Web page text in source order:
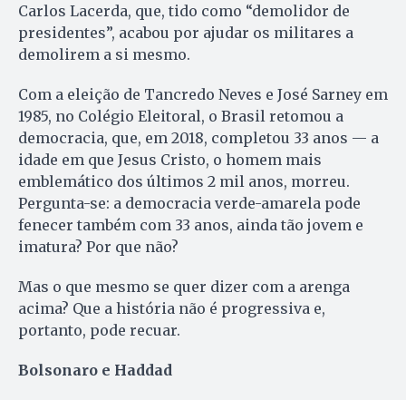
Carlos Lacerda, que, tido como “demolidor de
presidentes”, acabou por ajudar os militares a
demolirem a si mesmo.
Com a eleição de Tancredo Neves e José Sarney em
1985, no Colégio Eleitoral, o Brasil retomou a
democracia, que, em 2018, completou 33 anos — a
idade em que Jesus Cristo, o homem mais
emblemático dos últimos 2 mil anos, morreu.
Pergunta-se: a democracia verde-amarela pode
fenecer também com 33 anos, ainda tão jovem e
imatura? Por que não?
Mas o que mesmo se quer dizer com a arenga
acima? Que a história não é progressiva e,
portanto, pode recuar.
Bolsonaro e Haddad